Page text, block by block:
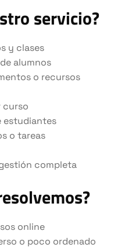
servicio?
y clases
alumnos
o recursos
curso
estudiantes
o tareas
completa
online
o poco ordenado